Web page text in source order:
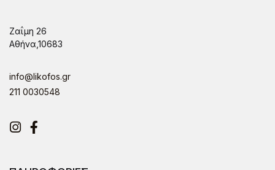
Ζαΐμη 26
Αθήνα,10683
info@likofos.gr
211 0030548
Instagram
Facebook